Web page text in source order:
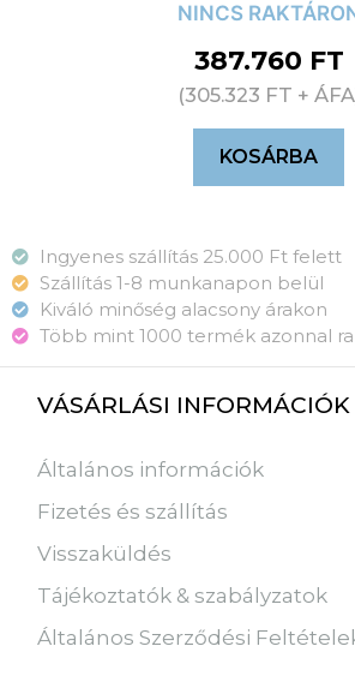
NINCS
387.760 FT
(305.323 FT +
KOSÁRBA
Ingyenes szállítás 25.000 Ft felett
Szállítás 1-8 munkanapon belül
Kiváló minőség alacsony árakon
Több mint 1000 termék azonnal
VÁSÁRLÁSI INFORMÁCIÓK
Általános információk
Fizetés és szállítás
Visszaküldés
Tájékoztatók & szabályzatok
Általános Szerződési